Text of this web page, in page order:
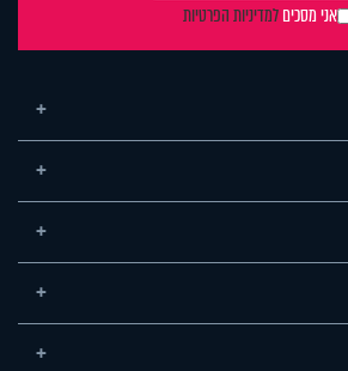
אני מסכיםלמדיניות הפרטיות